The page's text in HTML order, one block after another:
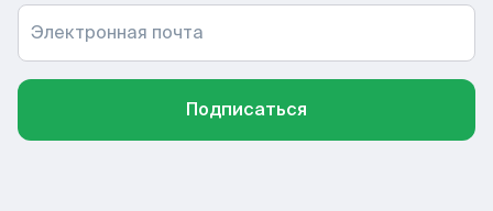
Электронная почта
Подписаться